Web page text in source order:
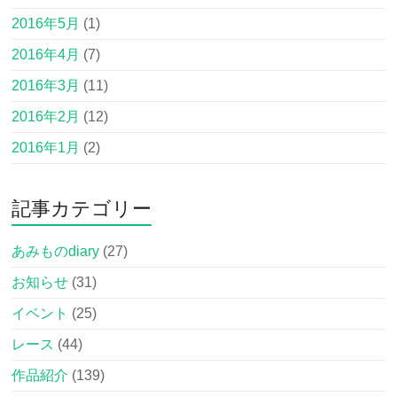
2016年5月 (1)
2016年4月 (7)
2016年3月 (11)
2016年2月 (12)
2016年1月 (2)
記事カテゴリー
あみものdiary (27)
お知らせ (31)
イベント (25)
レース (44)
作品紹介 (139)